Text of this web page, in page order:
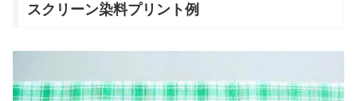
スクリーン染料プリント例